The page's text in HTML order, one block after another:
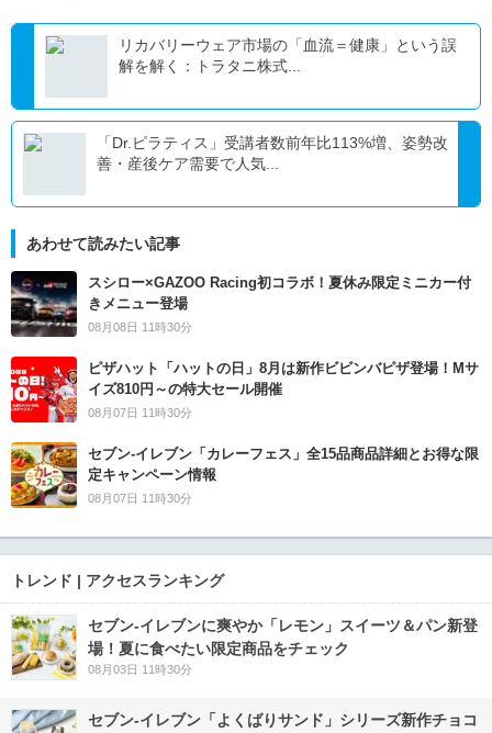
リカバリーウェア市場の「血流＝健康」という誤
解を解く：トラタニ株式...
「Dr.ピラティス」受講者数前年比113%増、姿勢改
善・産後ケア需要で人気...
あわせて読みたい記事
スシロー×GAZOO Racing初コラボ！夏休み限定ミニカー付
きメニュー登場
08月08日 11時30分
ピザハット「ハットの日」8月は新作ビビンバピザ登場！Mサ
イズ810円～の特大セール開催
08月07日 11時30分
セブン‐イレブン「カレーフェス」全15品商品詳細とお得な限
定キャンペーン情報
08月07日 11時30分
トレンド | アクセスランキング
セブン‐イレブンに爽やか「レモン」スイーツ＆パン新登
場！夏に食べたい限定商品をチェック
08月03日 11時30分
セブン‐イレブン「よくばりサンド」シリーズ新作チョコ